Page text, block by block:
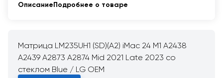
ОписаниеПодробнее о товаре
Матрица LM235UH1 (SD)(A2) iMac 24 M1 A2438
A2439 A2873 A2874 Mid 2021 Late 2023 со
стеклом Blue / LG OEM